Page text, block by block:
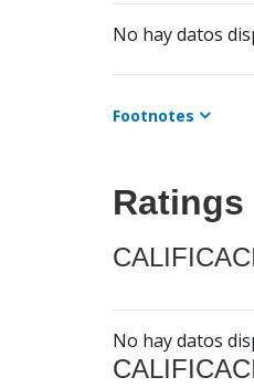
No hay datos
Footnotes
Ratings
No hay datos